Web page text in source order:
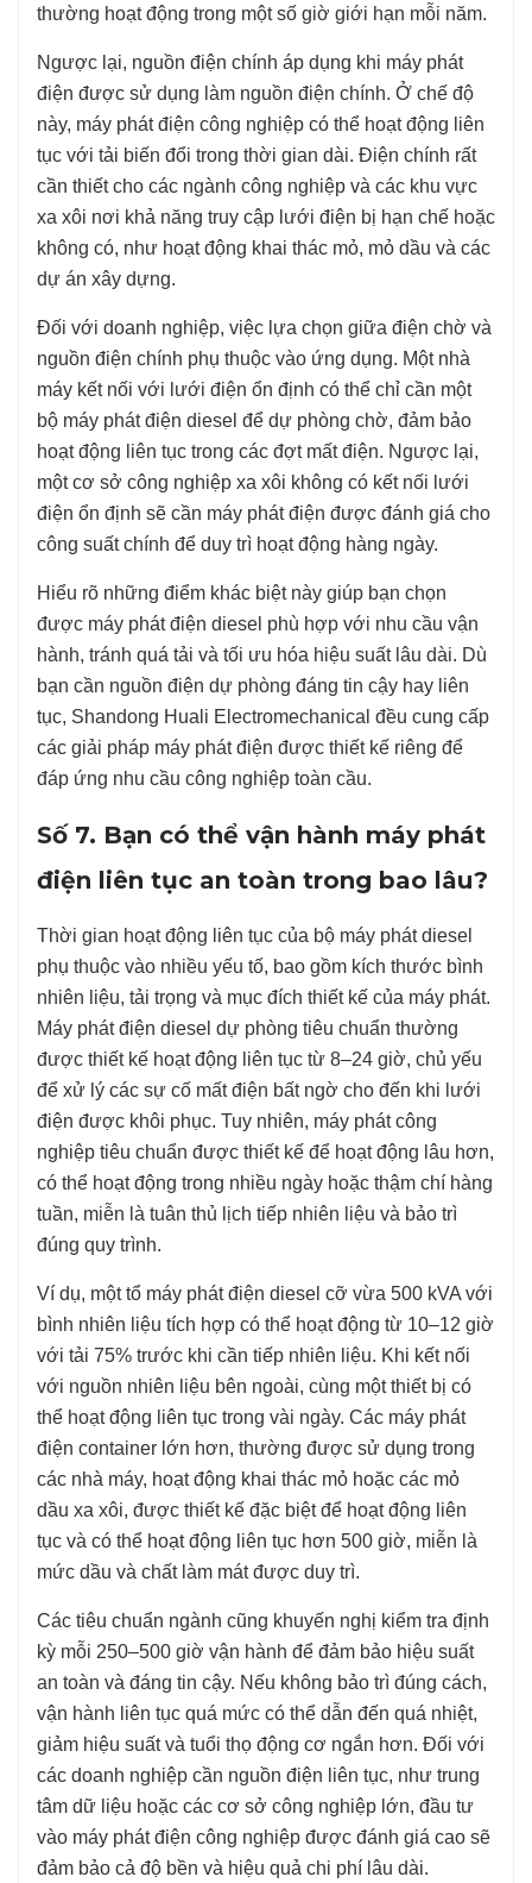
thường hoạt động trong một số giờ giới hạn mỗi năm.
Ngược lại, nguồn điện chính áp dụng khi máy phát
điện được sử dụng làm nguồn điện chính. Ở chế độ
này, máy phát điện công nghiệp có thể hoạt động liên
tục với tải biến đổi trong thời gian dài. Điện chính rất
cần thiết cho các ngành công nghiệp và các khu vực
xa xôi nơi khả năng truy cập lưới điện bị hạn chế hoặc
không có, như hoạt động khai thác mỏ, mỏ dầu và các
dự án xây dựng.
Đối với doanh nghiệp, việc lựa chọn giữa điện chờ và
nguồn điện chính phụ thuộc vào ứng dụng. Một nhà
máy kết nối với lưới điện ổn định có thể chỉ cần một
bộ máy phát điện diesel để dự phòng chờ, đảm bảo
hoạt động liên tục trong các đợt mất điện. Ngược lại,
một cơ sở công nghiệp xa xôi không có kết nối lưới
điện ổn định sẽ cần máy phát điện được đánh giá cho
công suất chính để duy trì hoạt động hàng ngày.
Hiểu rõ những điểm khác biệt này giúp bạn chọn
được máy phát điện diesel phù hợp với nhu cầu vận
hành, tránh quá tải và tối ưu hóa hiệu suất lâu dài. Dù
bạn cần nguồn điện dự phòng đáng tin cậy hay liên
tục, Shandong Huali Electromechanical đều cung cấp
các giải pháp máy phát điện được thiết kế riêng để
đáp ứng nhu cầu công nghiệp toàn cầu.
Số 7. Bạn có thể vận hành máy phát
điện liên tục an toàn trong bao lâu?
Thời gian hoạt động liên tục của bộ máy phát diesel
phụ thuộc vào nhiều yếu tố, bao gồm kích thước bình
nhiên liệu, tải trọng và mục đích thiết kế của máy phát.
Máy phát điện diesel dự phòng tiêu chuẩn thường
được thiết kế hoạt động liên tục từ 8–24 giờ, chủ yếu
để xử lý các sự cố mất điện bất ngờ cho đến khi lưới
điện được khôi phục. Tuy nhiên, máy phát công
nghiệp tiêu chuẩn được thiết kế để hoạt động lâu hơn,
có thể hoạt động trong nhiều ngày hoặc thậm chí hàng
tuần, miễn là tuân thủ lịch tiếp nhiên liệu và bảo trì
đúng quy trình.
Ví dụ, một tổ máy phát điện diesel cỡ vừa 500 kVA với
bình nhiên liệu tích hợp có thể hoạt động từ 10–12 giờ
với tải 75% trước khi cần tiếp nhiên liệu. Khi kết nối
với nguồn nhiên liệu bên ngoài, cùng một thiết bị có
thể hoạt động liên tục trong vài ngày. Các máy phát
điện container lớn hơn, thường được sử dụng trong
các nhà máy, hoạt động khai thác mỏ hoặc các mỏ
dầu xa xôi, được thiết kế đặc biệt để hoạt động liên
tục và có thể hoạt động liên tục hơn 500 giờ, miễn là
mức dầu và chất làm mát được duy trì.
Các tiêu chuẩn ngành cũng khuyến nghị kiểm tra định
kỳ mỗi 250–500 giờ vận hành để đảm bảo hiệu suất
an toàn và đáng tin cậy. Nếu không bảo trì đúng cách,
vận hành liên tục quá mức có thể dẫn đến quá nhiệt,
giảm hiệu suất và tuổi thọ động cơ ngắn hơn. Đối với
các doanh nghiệp cần nguồn điện liên tục, như trung
tâm dữ liệu hoặc các cơ sở công nghiệp lớn, đầu tư
vào máy phát điện công nghiệp được đánh giá cao sẽ
đảm bảo cả độ bền và hiệu quả chi phí lâu dài.